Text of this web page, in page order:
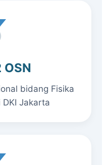
OSN
bidang Fisika
Jakarta